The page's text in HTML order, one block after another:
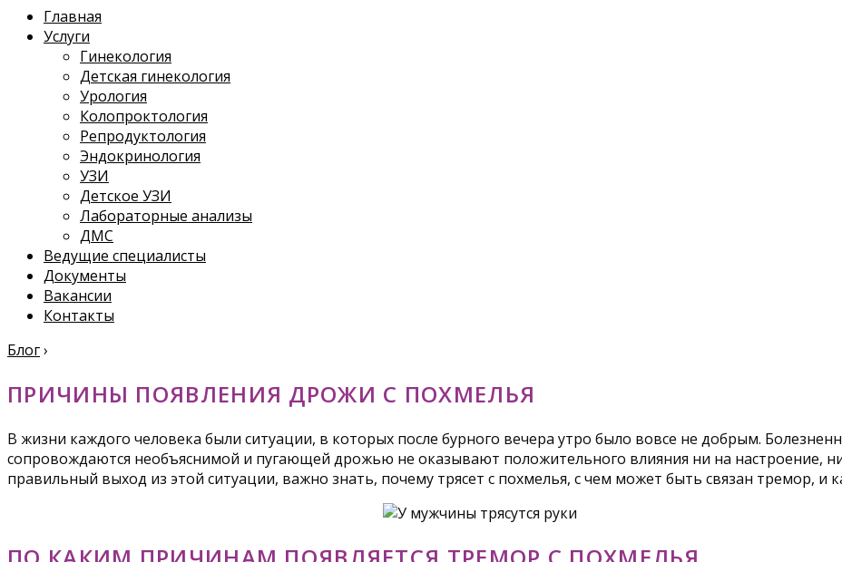
Главная
Услуги
Гинекология
Детская гинекология
Урология
Колопроктология
Репродуктология
Эндокринология
УЗИ
Детское УЗИ
Лабораторные анализы
ДМС
Ведущие специалисты
Документы
Вакансии
Контакты
Блог›
ПРИЧИНЫ ПОЯВЛЕНИЯ ДРОЖИ С ПОХМЕЛЬЯ
В жизни каждого человека были ситуации, в которых после бурного вечера утро было вовсе не добрым.
сопровождаются необъяснимой и пугающей дрожью не оказывают положительного влияния ни на настроение,
правильный выход из этой ситуации, важно знать, почему трясет с похмелья, с чем может быть связан тремор, и